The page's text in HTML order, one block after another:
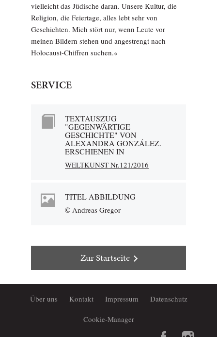
vielleicht das Jüdische daran. Unsere Kultur, die
Religion, die Feiertage, alles lebt sehr von
Geschichten. Mich stört nur, wenn Leute vor
meinen Bildern stehen und angestrengt nach
Holocaust-Chiffren suchen.«
SERVICE
TEXTAUSZUG
"GEGENWÄRTIGE
GESCHICHTE" VON
ALEXANDRA GONZÁLEZ.
ERSCHIENEN IN
WELTKUNST Nr.121/2016
TITEL ABBILDUNG
© Andreas Gregor
Zur Startseite
Über uns Kontakt Impressum Datenschutz
Cookie-Manager